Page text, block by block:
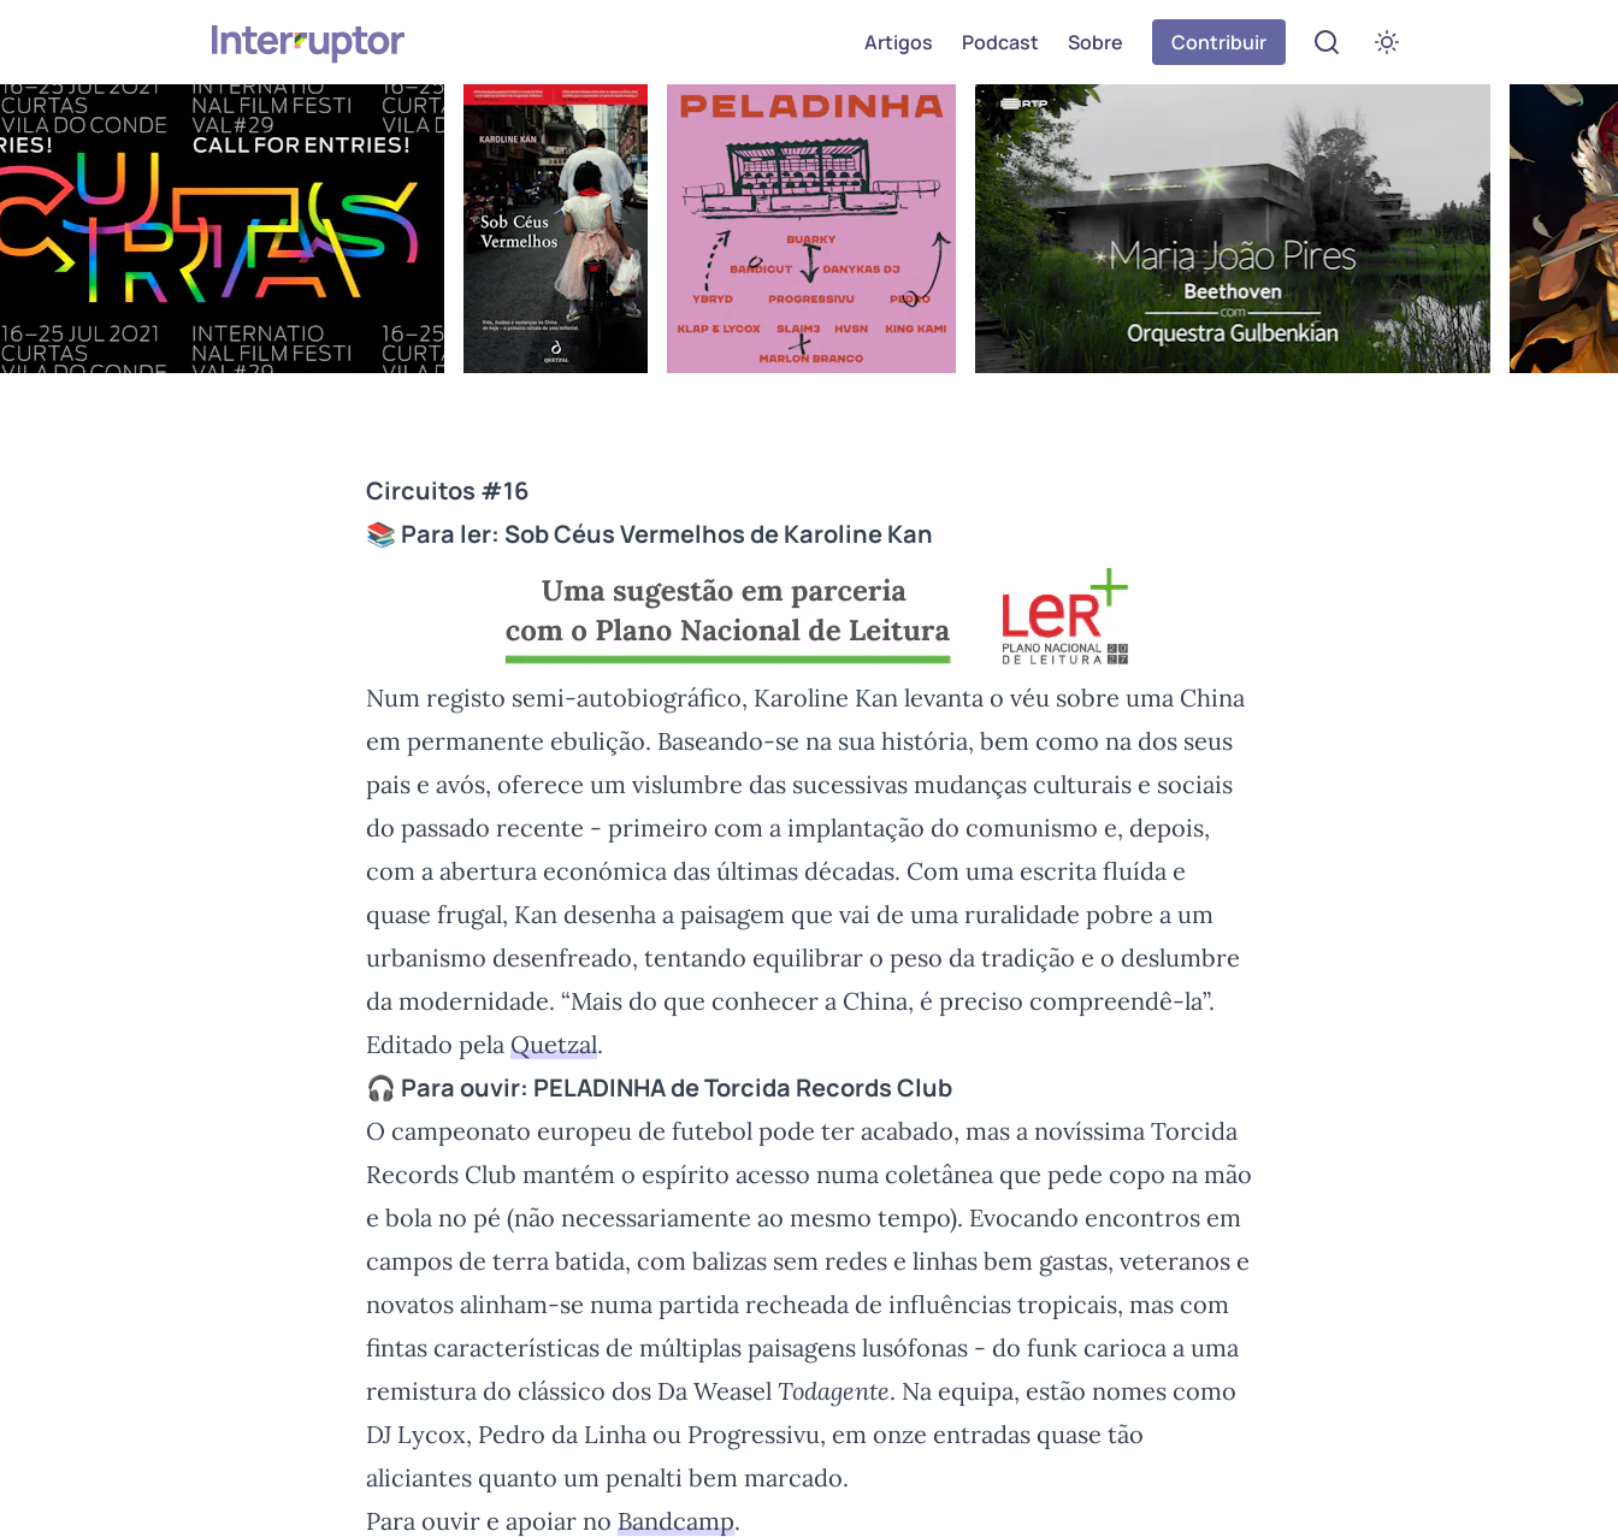
Artigos Podcast Sobre Contribuir Abrir menu de definições
Ativar modo escuro
Circuitos #16
📚 Para ler: Sob Céus Vermelhos de Karoline Kan
Num registo semi-autobiográfico, Karoline Kan levanta o véu sobre uma China
em permanente ebulição. Baseando-se na sua história, bem como na dos seus
pais e avós, oferece um vislumbre das sucessivas mudanças culturais e sociais
do passado recente - primeiro com a implantação do comunismo e, depois,
com a abertura económica das últimas décadas. Com uma escrita fluída e
quase frugal, Kan desenha a paisagem que vai de uma ruralidade pobre a um
urbanismo desenfreado, tentando equilibrar o peso da tradição e o deslumbre
da modernidade. “Mais do que conhecer a China, é preciso compreendê-la”.
Editado pela Quetzal.
🎧 Para ouvir: PELADINHAde Torcida Records Club
O campeonato europeu de futebol pode ter acabado, mas a novíssima Torcida
Records Club mantém o espírito acesso numa coletânea que pede copo na mão
e bola no pé (não necessariamente ao mesmo tempo). Evocando encontros em
campos de terra batida, com balizas sem redes e linhas bem gastas, veteranos e
novatos alinham-se numa partida recheada de influências tropicais, mas com
fintas características de múltiplas paisagens lusófonas - do funk carioca a uma
remistura do clássico dos Da Weasel Todagente. Na equipa, estão nomes como
DJ Lycox, Pedro da Linha ou Progressivu, em onze entradas quase tão
aliciantes quanto um penalti bem marcado.
Para ouvir e apoiar no Bandcamp.